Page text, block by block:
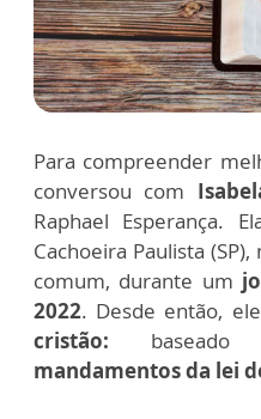
Para compreender
conversou com
Raphael Esperança.
Cachoeira Paulista
comum, durante um
2022. Desde então,
cristão:
mandamentos da lei